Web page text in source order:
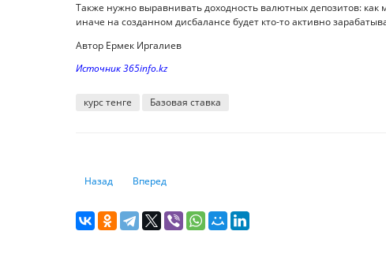
Также нужно выравнивать доходность валютных депозитов: как
иначе на созданном дисбалансе будет кто-то активно
Автор Ермек Иргалиев
Источник 365info.kz
курс тенге Базовая ставка
Предыдущий: Казахстанцы задолжали банкам более 1,5 трлн
Назад Следующий: Нацбанк меняет правила игры
Вперед